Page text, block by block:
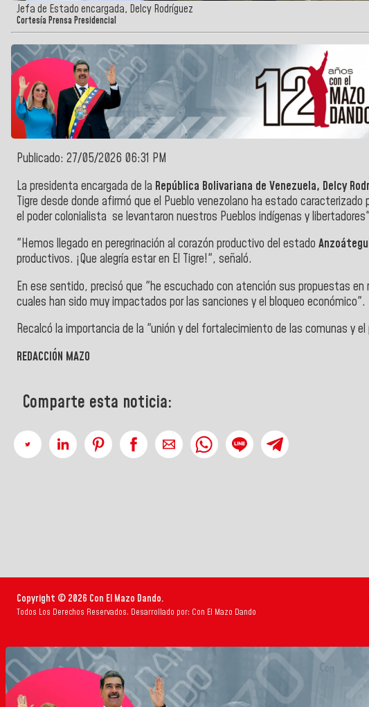
Jefa de Estado encargada, Delcy Rodríguez
Cortesía Prensa Presidencial
Publicado: 27/05/2026 06:31 PM
La presidenta encargada de la República Bolivariana de Venezuela, Delcy
Tigre desde donde afirmó que el Pueblo venezolano ha estado
el poder colonialista se levantaron nuestros Pueblos indígenas y
"Hemos llegado en peregrinación al corazón productivo del estado
productivos. ¡Que alegría estar en El Tigre!", señaló.
En ese sentido, precisó que "he escuchado con atención sus propuestas
cuales han sido muy impactados por las sanciones y el bloqueo económico".
Recalcó la importancia de la "unión y del fortalecimiento de las comunas y
REDACCIÓN MAZO
Comparte esta noticia:
Copyright © 2026 Con El Mazo Dando.
Todos Los Derechos Reservados. Desarrollado por: Con El Mazo Dando